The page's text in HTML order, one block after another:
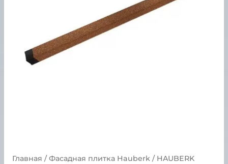
Главная / Фасадная плитка Hauberk/ HAUBERK